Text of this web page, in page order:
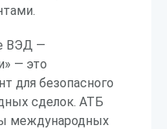
ВЭД —
— это
для безопасного
сделок. АТБ
международных